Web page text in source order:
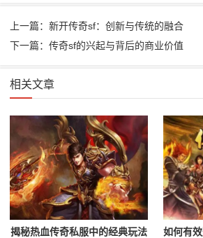
上一篇：新开传奇sf：创新与传统的融合
下一篇：传奇sf的兴起与背后的商业价值
相关文章
揭秘热血传奇私服中的经典玩法